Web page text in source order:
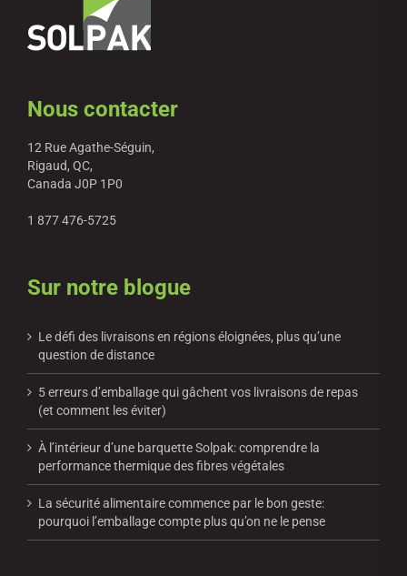
Nous contacter
12 Rue Agathe-Séguin,
Rigaud, QC,
Canada J0P 1P0
1 877 476-5725
Sur notre blogue
Le défi des livraisons en régions éloignées, plus qu’une
question de distance
5 erreurs d’emballage qui gâchent vos livraisons de repas
(et comment les éviter)
À l’intérieur d’une barquette Solpak: comprendre la
performance thermique des fibres végétales
La sécurité alimentaire commence par le bon geste:
pourquoi l’emballage compte plus qu’on ne le pense